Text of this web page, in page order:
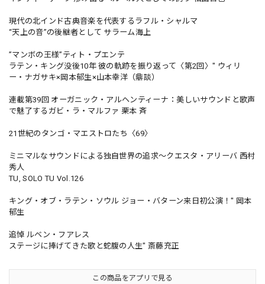
現代の北インド古典音楽を代表するラフル・シャルマ
“天上の音”の後継者として サラーム海上
”マンボの王様”ティト・プエンテ
ラテン・キング没後10年 彼の軌跡を振り返って〈第2回〉" ウィリ
ー・ナガサキ×岡本郁生×山本幸洋（鼎談）
連載第39回 オーガニック・アルヘンティーナ：美しいサウンドと歌声
で魅了するガビ・ラ・マルファ 栗本 斉
21世紀のタンゴ・マエストロたち〈69〉
ミニマルなサウンドによる独自世界の追求〜クエスタ・アリーバ 西村
秀人
TU, SOLO TU Vol.126
キング・オブ・ラテン・ソウル ジョー・バターン来日初公演！" 岡本
郁生
追悼 ルベン・フアレス
ステージに捧げてきた歌と蛇腹の人生" 斎藤充正
この商品をアプリで見る